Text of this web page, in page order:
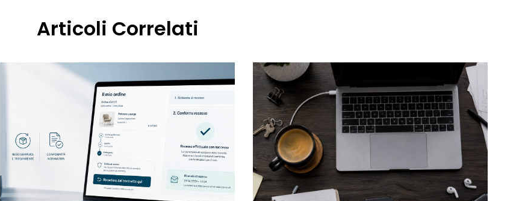
Articoli Correlati